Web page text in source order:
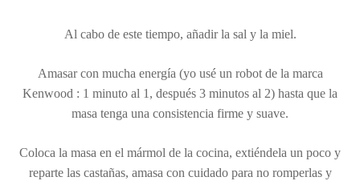
Al cabo de este tiempo, añadir la sal y la miel.
Amasar con mucha energía (yo usé un robot de la marca
Kenwood : 1 minuto al 1, después 3 minutos al 2) hasta que la
masa tenga una consistencia firme y suave.
Coloca la masa en el mármol de la cocina, extiéndela un poco y
reparte las castañas, amasa con cuidado para no romperlas y